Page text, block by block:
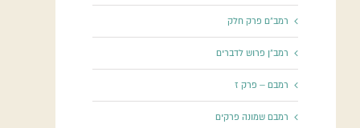
רמב"ם פרק חלק
רמב"ן פרוש לדברים
רמבם – פרק ז
רמבם שמונה פרקים